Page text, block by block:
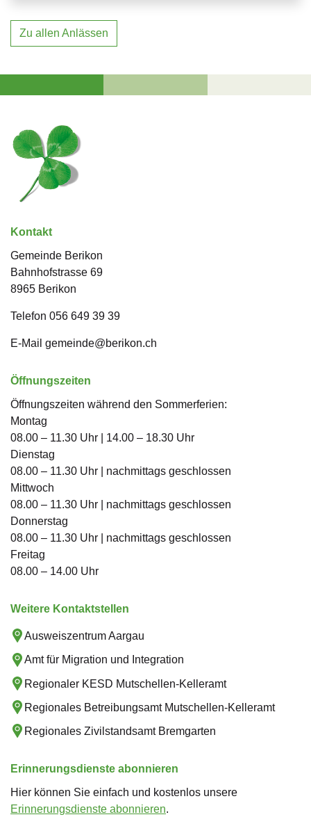
Zu allen Anlässen
Kontakt
Gemeinde Berikon
Bahnhofstrasse 69
8965 Berikon
Telefon 056 649 39 39
E-Mail gemeinde@berikon.ch
Öffnungszeiten
Öffnungszeiten während den Sommerferien:
Montag
08.00 – 11.30 Uhr | 14.00 – 18.30 Uhr
Dienstag
08.00 – 11.30 Uhr | nachmittags geschlossen
Mittwoch
08.00 – 11.30 Uhr | nachmittags geschlossen
Donnerstag
08.00 – 11.30 Uhr | nachmittags geschlossen
Freitag
08.00 – 14.00 Uhr
Weitere Kontaktstellen
Ausweiszentrum Aargau
Amt für Migration und Integration
Regionaler KESD Mutschellen-Kelleramt
Regionales Betreibungsamt Mutschellen-Kelleramt
Regionales Zivilstandsamt Bremgarten
Erinnerungsdienste abonnieren
Hier können Sie einfach und kostenlos unsere
Erinnerungsdienste abonnieren.